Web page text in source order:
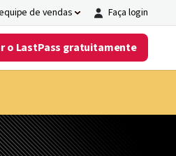
de vendas Faça login
o LastPass gratuitamente